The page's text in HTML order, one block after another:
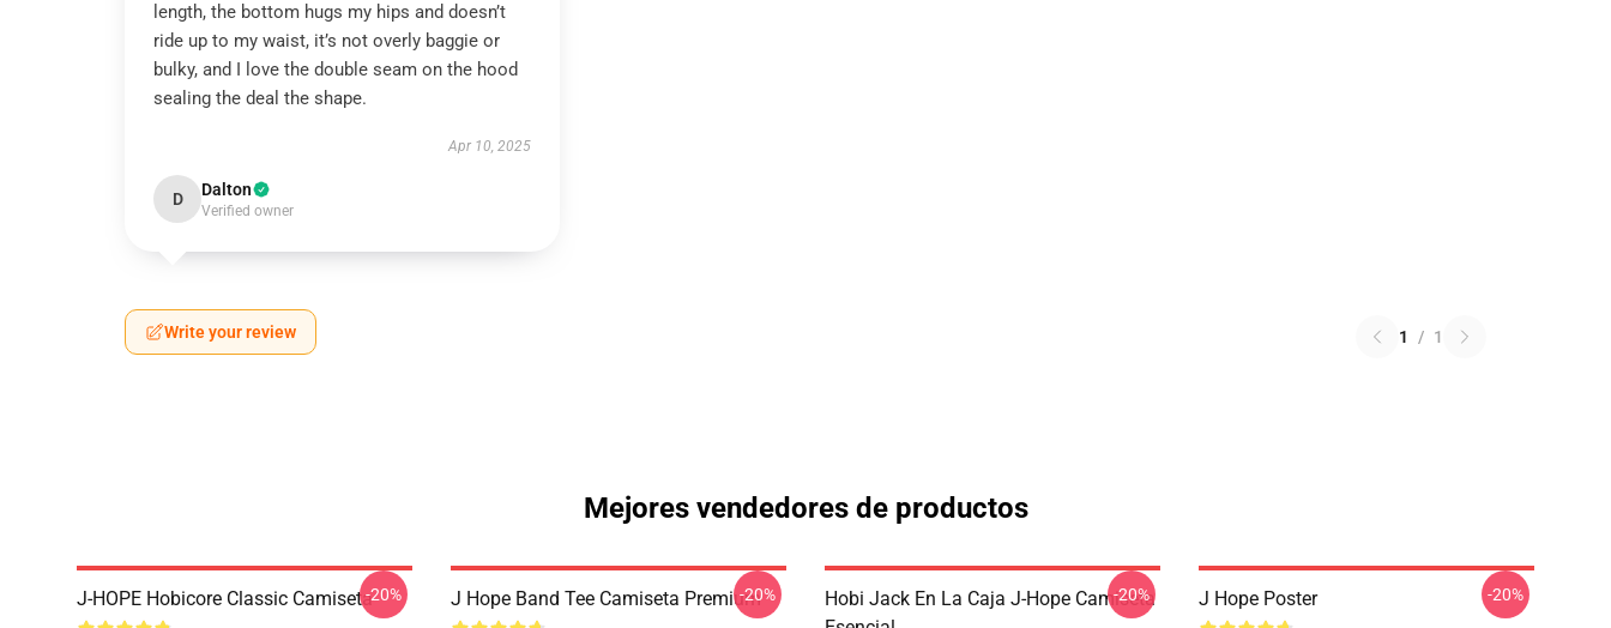
length, the bottom hugs my hips and doesn’t
ride up to my waist, it’s not overly baggie or
bulky, and I love the double seam on the hood
sealing the deal the shape.
Apr 10, 2025
D Dalton
Verified owner
Write your review 1 / 1
Mejores vendedores de productos
J-HOPE Hobicore Classic Camiseta-20% J Hope Band Tee Camiseta Premium
-20%
Hobi Jack En La Caja J-Hope Camiseta
-20% J Hope Poster -20%